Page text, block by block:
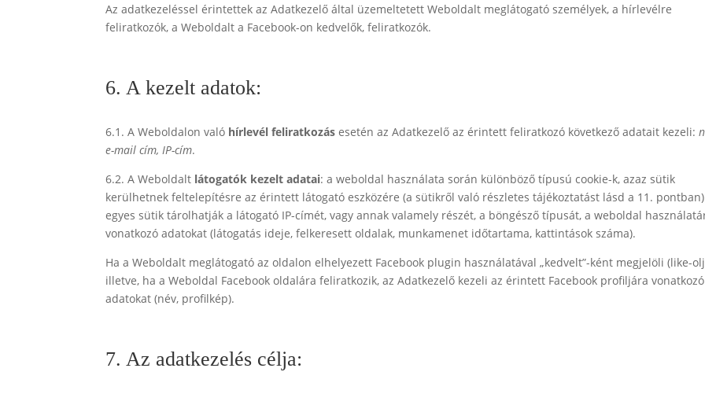
Az adatkezeléssel érintettek az Adatkezelő által üzemeltetett Weboldalt meglátogató személyek, a hírlevélre
feliratkozók, a Weboldalt a Facebook-on kedvelők, feliratkozók.
6. A kezelt adatok:
6.1. A Weboldalon való hírlevél feliratkozás esetén az Adatkezelő az érintett feliratkozó következő adatait kezeli:
e-mail cím, IP-cím.
6.2. A Weboldalt látogatók kezelt adatai: a weboldal használata során különböző típusú cookie-k, azaz sütik
kerülhetnek feltelepítésre az érintett látogató eszközére (a sütikről való részletes tájékoztatást lásd a 11.
egyes sütik tárolhatják a látogató IP-címét, vagy annak valamely részét, a böngésző típusát, a weboldal
vonatkozó adatokat (látogatás ideje, felkeresett oldalak, munkamenet időtartama, kattintások száma).
Ha a Weboldalt meglátogató az oldalon elhelyezett Facebook plugin használatával „kedvelt”-ként megjelöli (like-
illetve, ha a Weboldal Facebook oldalára feliratkozik, az Adatkezelő kezeli az érintett Facebook profiljára vonatkozó
adatokat (név, profilkép).
7. Az adatkezelés célja: